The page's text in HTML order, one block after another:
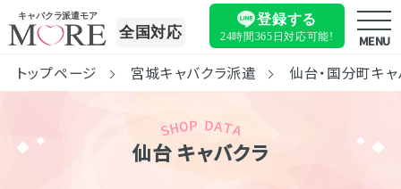
キャバクラ派遣モア
全国対応
登録する
24時間365日対応可能! MENU
トップページ 宮城キャバクラ派遣 仙台・国分町キ
仙台 キャバクラ